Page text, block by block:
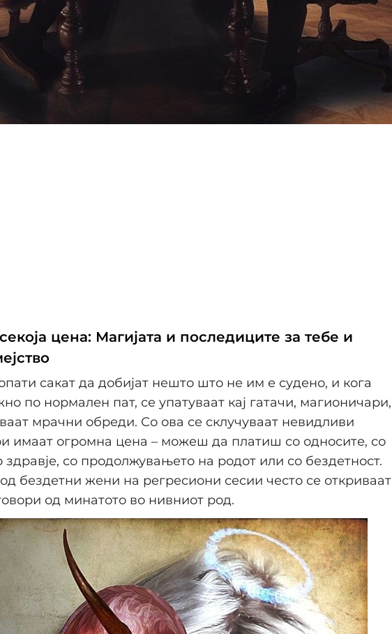
цена: Магијата и последиците за тебе и
сакат да добијат нешто што не им е судено, и кога
по нормален пат, се упатуваат кај гатачи, магионичари,
мрачни обреди. Со ова се склучуваат невидливи
имаат огромна цена – можеш да платиш со односите, со
здравје, со продолжувањето на родот или со бездетност.
бездетни жени на регресиони сесии често се откриваат
од минатото во нивниот род.